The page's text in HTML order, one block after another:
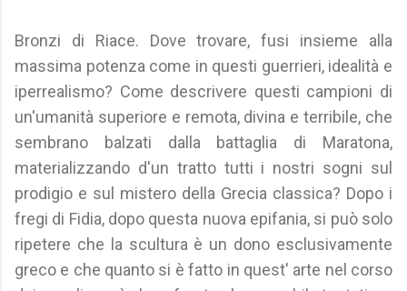
Bronzi di Riace. Dove trovare, fusi insieme alla
massima potenza come in questi guerrieri, idealità e
iperrealismo? Come descrivere questi campioni di
un'umanità superiore e remota, divina e terribile, che
sembrano balzati dalla battaglia di Maratona,
materializzando d'un tratto tutti i nostri sogni sul
prodigio e sul mistero della Grecia classica? Dopo i
fregi di Fidia, dopo questa nuova epifania, si può solo
ripetere che la scultura è un dono esclusivamente
greco e che quanto si è fatto in quest' arte nel corso